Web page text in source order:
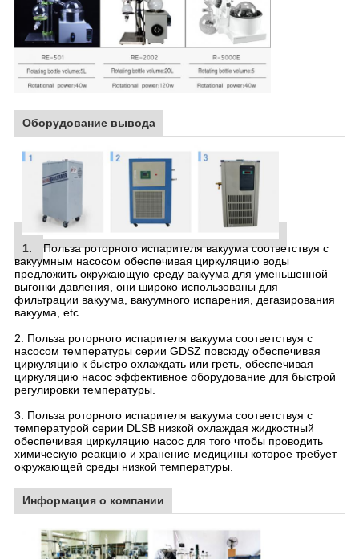
Оборудование вывода
1.
Польза роторного испарителя вакуума соответствуя с
вакуумным насосом обеспечивая циркуляцию воды
предложить окружающую среду вакуума для уменьшенной
выгонки давления, они широко использованы для
фильтрации вакуума, вакуумного испарения, дегазирования
вакуума, etc.
2. Польза роторного испарителя вакуума соответствуя с
насосом температуры серии GDSZ повсюду обеспечивая
циркуляцию к быстро охлаждать или греть, обеспечивая
циркуляцию насос эффективное оборудование для быстрой
регулировки температуры.
3. Польза роторного испарителя вакуума соответствуя с
температурой серии DLSB низкой охлаждая жидкостный
обеспечивая циркуляцию насос для того чтобы проводить
химическую реакцию и хранение медицины которое требует
окружающей среды низкой температуры.
Информация о компании